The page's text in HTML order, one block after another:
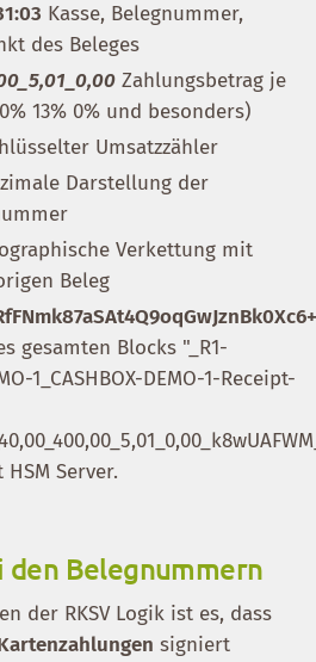
Kasse, Belegnummer,
des Beleges
Zahlungsbetrag je
13% 0% und besonders)
Umsatzzähler
Darstellung der
Verkettung mit
Beleg
gesamten Blocks "_R1-
1_CASHBOX-DEMO-1-Receipt-
Server.
den Belegnummern
der RKSV Logik ist es, dass
signiert